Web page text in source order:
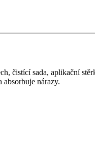
čistící sada, aplikační
nárazy.